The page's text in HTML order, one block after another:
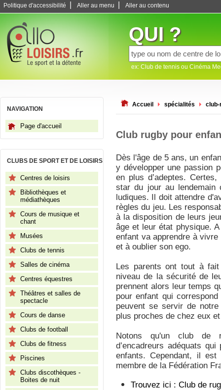
Politique d'accessibilité Aller au menu Aller au contenu
QUI ?
ex: Club de tennis ou Cinéma
NAVIGATION
Page d'accueil
CLUBS DE SPORT ET DE LOISIRS
Centres de loisirs
Bibliothèques et
médiathèques
Cours de musique et
chant
Musées
Clubs de tennis
Salles de cinéma
Centres équestres
Théâtres et salles de
spectacle
Cours de danse
Clubs de football
Clubs de fitness
Piscines
Clubs discothèques -
Boites de nuit
Accueil spécialités club-
Club rugby pour
Dès l'âge de 5 ans, un
y développer une passion
en plus d’adeptes.
star du jour au
ludiques. Il doit attendre
règles du jeu. Les
à la disposition de leurs
âge et leur état physique.
enfant va apprendre à
et à oublier son ego.
Les parents ont tout à
niveau de la sécurité de
prennent alors leur temps
pour enfant qui
peuvent se servir de
plus proches de chez eux
Notons qu'un club de
d’encadreurs adéquats
enfants. Cependant, il
membre de la Fédération
Trouvez ici : Club de